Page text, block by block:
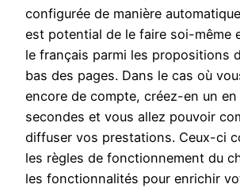
configurée de manière
est potential de le faire soi-même
le français parmi les propositions
bas des pages. Dans le cas où
encore de compte, créez-en un en
secondes et vous allez pouvoir
diffuser vos prestations. Ceux-ci
les règles de fonctionnement du
les fonctionnalités pour enrichir